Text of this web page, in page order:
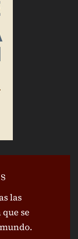
las
se